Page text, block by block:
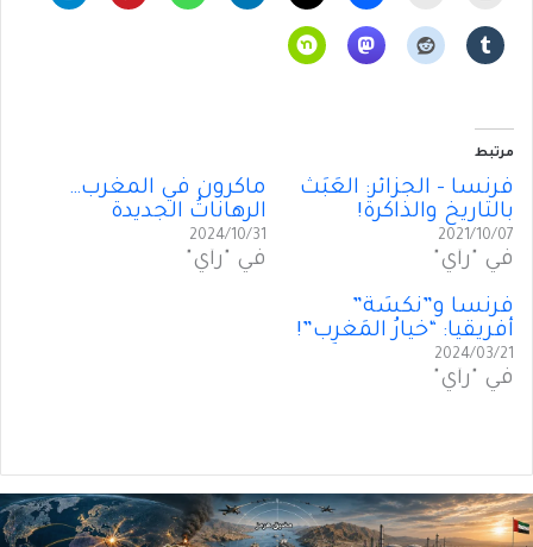
مرتبط
فرنسا – الجزائر: العَبَثُ
بالتاريخِ والذاكرة!
2021/10/07
في "رأي"
ماكرون في المغرب…
الرهاناتُ الجديدة
2024/10/31
في "رأي"
فرنسا و”نَكسَةُ”
أفريقيا: “خيارُ المَغرِب”!
2024/03/21
في "رأي"